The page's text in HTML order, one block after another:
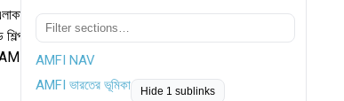
AMFI NAV
AMFI ভারতের ভূমিকা
Hide 1 sublinks